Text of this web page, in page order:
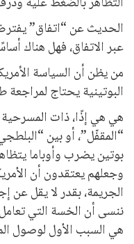
الحديث عن “اتفاق”
عبر الاتفاق، فهل هناك
من يظن أن السياسة
البوتينية يحتاج
هي هي إذًا، ذات
“المقفّل”، أو بين
بوتين يضرب وأوباما
وجعلهم يعتقدون أن
الجريمة، بقدر لا يقل عن
ننسى أن الخسة التي
هي السبب اﻷول لوصول